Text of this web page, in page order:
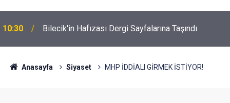
10:30 Bilecik'in Hafızası Dergi Sayfalarına Taşındı
Anasayfa Siyaset MHP İDDİALI GİRMEK İSTİYOR!